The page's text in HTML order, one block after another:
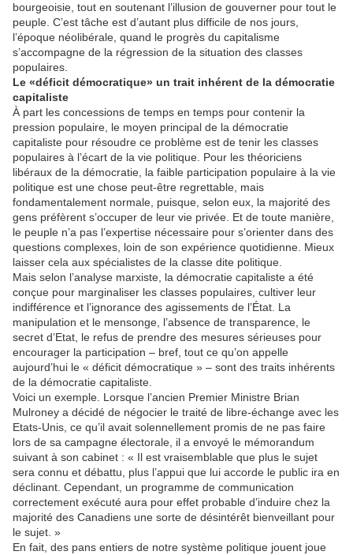
bourgeoisie, tout en soutenant l’illusion de gouverner pour tout le
peuple. C’est tâche est d’autant plus difficile de nos jours,
l’époque néolibérale, quand le progrès du capitalisme
s’accompagne de la régression de la situation des classes
populaires.
Le «déficit démocratique» un trait inhérent de la démocratie
capitaliste
À part les concessions de temps en temps pour contenir la
pression populaire, le moyen principal de la démocratie
capitaliste pour résoudre ce problème est de tenir les classes
populaires à l’écart de la vie politique. Pour les théoriciens
libéraux de la démocratie, la faible participation populaire à la vie
politique est une chose peut-être regrettable, mais
fondamentalement normale, puisque, selon eux, la majorité des
gens préfèrent s’occuper de leur vie privée. Et de toute manière,
le peuple n’a pas l’expertise nécessaire pour s’orienter dans des
questions complexes, loin de son expérience quotidienne. Mieux
laisser cela aux spécialistes de la classe dite politique.
Mais selon l’analyse marxiste, la démocratie capitaliste a été
conçue pour marginaliser les classes populaires, cultiver leur
indifférence et l’ignorance des agissements de l’État. La
manipulation et le mensonge, l’absence de transparence, le
secret d’Etat, le refus de prendre des mesures sérieuses pour
encourager la participation – bref, tout ce qu’on appelle
aujourd’hui le « déficit démocratique » – sont des traits inhérents
de la démocratie capitaliste.
Voici un exemple. Lorsque l’ancien Premier Ministre Brian
Mulroney a décidé de négocier le traité de libre-échange avec les
Etats-Unis, ce qu’il avait solennellement promis de ne pas faire
lors de sa campagne électorale, il a envoyé le mémorandum
suivant à son cabinet : « Il est vraisemblable que plus le sujet
sera connu et débattu, plus l’appui que lui accorde le public ira en
déclinant. Cependant, un programme de communication
correctement exécuté aura pour effet probable d’induire chez la
majorité des Canadiens une sorte de désintérêt bienveillant pour
le sujet. »
En fait, des pans entiers de notre système politique jouent joue